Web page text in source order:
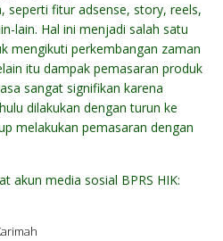
seperti fitur adsense, story, reels,
lain. Hal ini menjadi salah satu
mengikuti perkembangan zaman
itu dampak pemasaran produk
sangat signifikan karena
dilakukan dengan turun ke
melakukan pemasaran dengan
akun media sosial BPRS HIK: